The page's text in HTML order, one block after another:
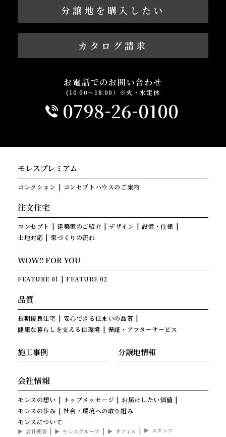
分譲地を購入したい
カタログ請求
お電話でのお問い合わせ
(10:00～18:00）※火・水定休
0798-26-0100
モレスプレミアム
コレクション コンセプトハウスのご案内
注文住宅
コンセプト 建築家のご紹介 デザイン
設備・仕様
土地対応
家づくりの流れ
WOW!! FOR YOU
FEATURE 01 FEATURE 02
品質
長期優良住宅
安心できる住まいの品質
健康な暮らしを支える住環境
保証・アフターサービス
施工事例 分譲地情報
会社情報
モレスの想い トップメッセージ
お届けしたい価値
モレスの歩み
社会・環境への取り組み
モレスについて
会社概要 モレスグループ オフィス スタッフ